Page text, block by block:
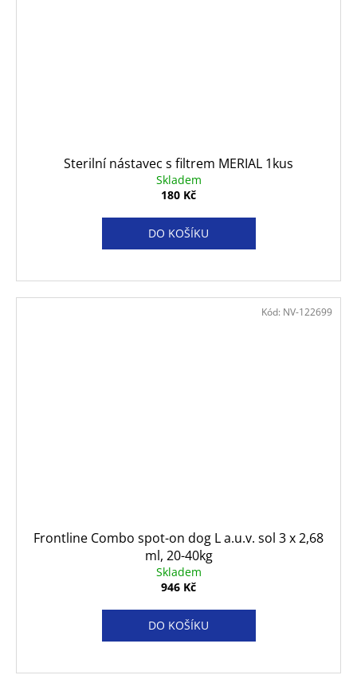
Sterilní nástavec s filtrem MERIAL 1kus
Skladem
180 Kč
DO KOŠÍKU
Frontline Combo spot-on dog L a.u.v. sol 3 x 2,68
ml, 20-40kg
Skladem
946 Kč
DO KOŠÍKU
Kód: NV-122699